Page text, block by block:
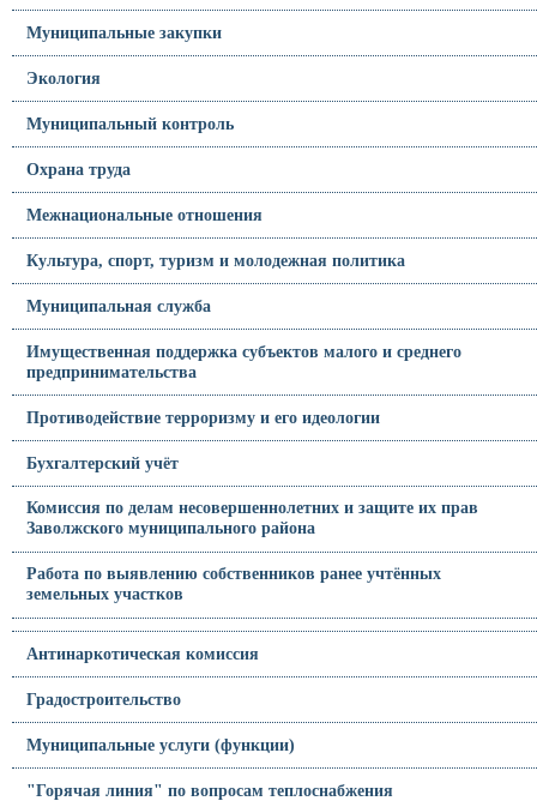
Муниципальные закупки
Экология
Муниципальный контроль
Охрана труда
Межнациональные отношения
Культура, спорт, туризм и молодежная политика
Муниципальная служба
Имущественная поддержка субъектов малого и среднего
предпринимательства
Противодействие терроризму и его идеологии
Бухгалтерский учёт
Комиссия по делам несовершеннолетних и защите их прав
Заволжского муниципального района
Работа по выявлению собственников ранее учтённых
земельных участков
Антинаркотическая комиссия
Градостроительство
Муниципальные услуги (функции)
"Горячая линия" по вопросам теплоснабжения